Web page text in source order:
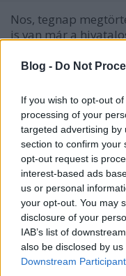
Blog - Do Not
If you wish to opt-out
processing of your
targeted advertising by
section to confirm your
opt-out request is
interest-based ads
us or personal
your opt-out. You may
disclosure of your
IAB’s list of
also be disclosed by
Downstream
Nos, tegnap
is van már a
kidobott az
és eredménytelen
% alatti…